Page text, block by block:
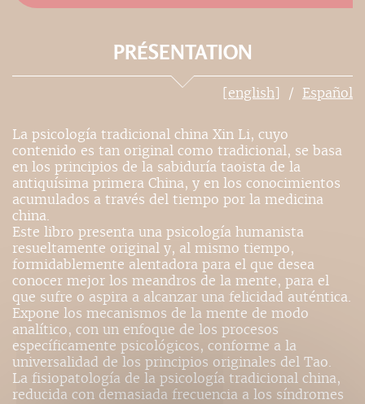
PRÉSENTATION
[english] Español
La psicología tradicional china Xin Li, cuyo
contenido es tan original como tradicional, se basa
en los principios de la sabiduría taoista de la
antiquísima primera China, y en los conocimientos
acumulados a través del tiempo por la medicina
china.
Este libro presenta una psicología humanista
resueltamente original y, al mismo tiempo,
formidablemente alentadora para el que desea
conocer mejor los meandros de la mente, para el
que sufre o aspira a alcanzar una felicidad auténtica.
Expone los mecanismos de la mente de modo
analítico, con un enfoque de los procesos
específicamente psicológicos, conforme a la
universalidad de los principios originales del Tao.
La fisiopatología de la psicología tradicional china,
reducida con demasiada frecuencia a los síndromes